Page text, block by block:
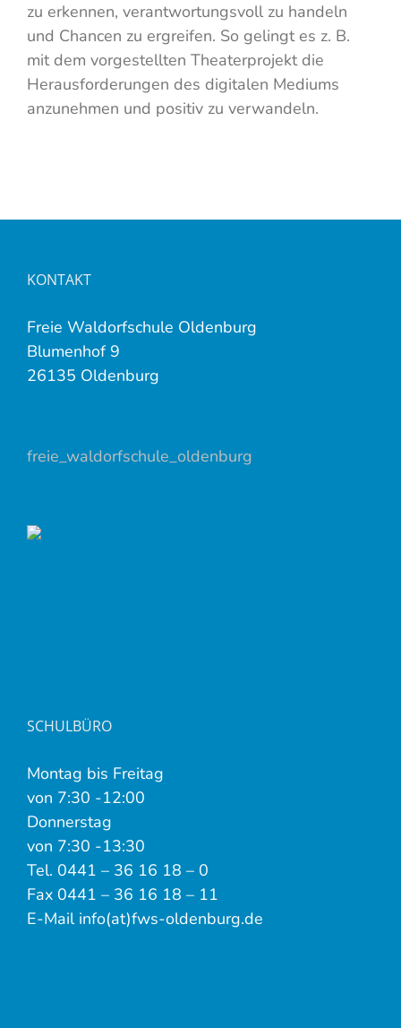
zu erkennen, verantwortungsvoll zu handeln
und Chancen zu ergreifen. So gelingt es z. B.
mit dem vorgestellten Theaterprojekt die
Herausforderungen des digitalen Mediums
anzunehmen und positiv zu verwandeln.
KONTAKT
Freie Waldorfschule Oldenburg
Blumenhof 9
26135 Oldenburg
freie_waldorfschule_oldenburg
SCHULBÜRO
Montag bis Freitag
von 7:30 -12:00
Donnerstag
von 7:30 -13:30
Tel. 0441 – 36 16 18 – 0
Fax 0441 – 36 16 18 – 11
E-Mail info(at)fws-oldenburg.de